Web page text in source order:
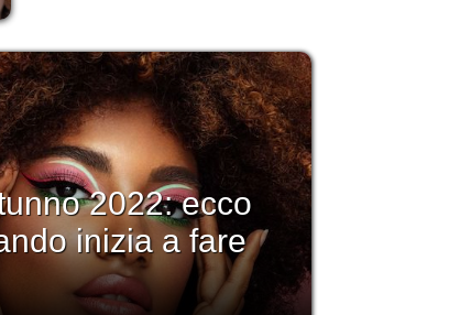
2022: ecco
inizia a fare